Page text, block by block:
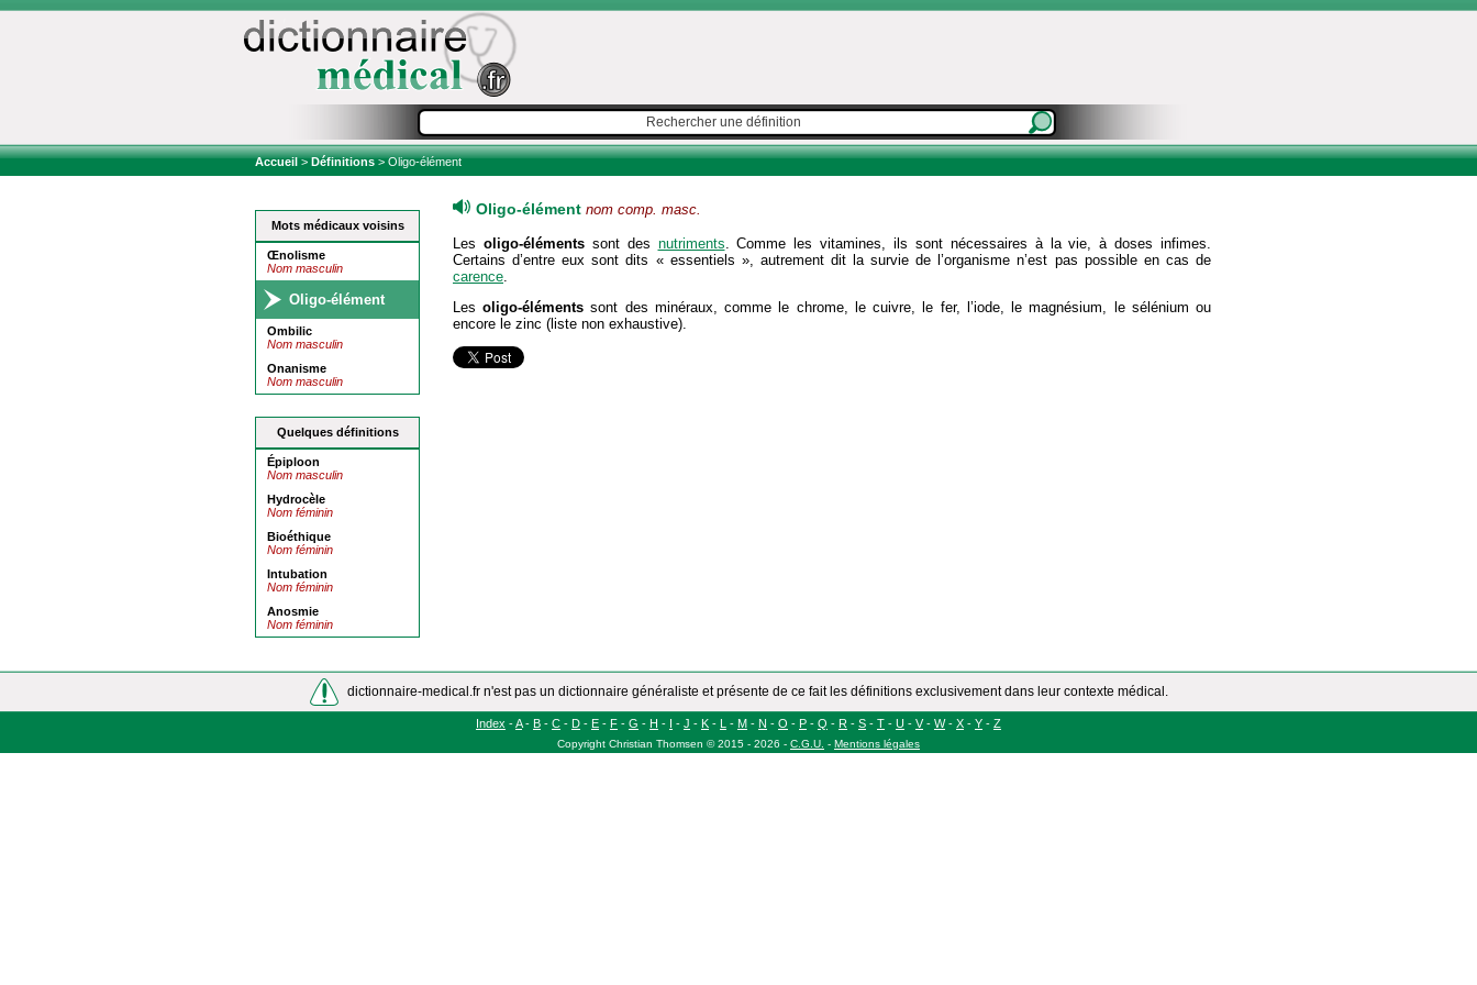
Accueil>Définitions> Oligo-élément
Mots médicaux voisins
Œnolisme
Nom masculin
Oligo-élément
Ombilic
Nom masculin
Onanisme
Nom masculin
Quelques définitions
Épiploon
Nom masculin
Hydrocèle
Nom féminin
Bioéthique
Nom féminin
Intubation
Nom féminin
Anosmie
Nom féminin
Oligo-élément nom comp. masc.
Les oligo-élémentssont des nutriments. Comme les vitamines, ils sont nécessaires à la vie, à doses infimes.
Certains d’entre eux sont dits « essentiels », autrement dit la survie de l’organisme n’est pas possible en cas de
carence.
Lesoligo-éléments sont des minéraux, comme le chrome, le cuivre, le fer, l’iode, le magnésium, le sélénium ou
encore le zinc (liste non exhaustive).
dictionnaire-medical.fr n'est pas un dictionnaire généraliste et présente de ce fait les définitions exclusivement dans leur contexte médical.
Index -A- B - C - D - E - F - G - H - I - J - K - L - M - N - O - P - Q - R - S - T - U - V- W- X - Y - Z
Copyright Christian Thomsen ©2015 - 2026 - C.G.U. - Mentions légales